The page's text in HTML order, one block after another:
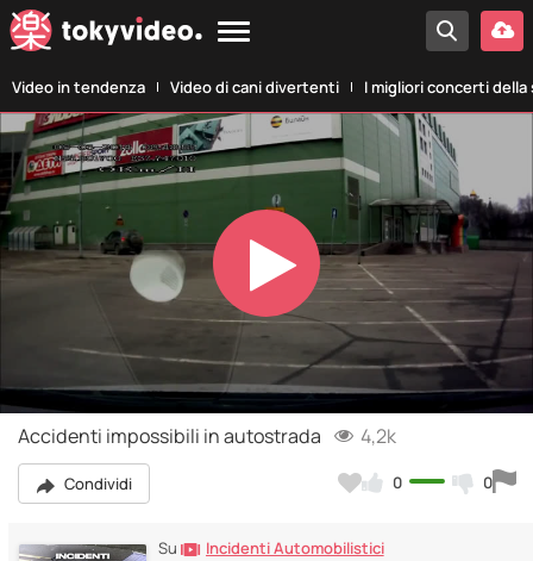
Video in tendenza Video di cani divertenti I migliori concerti della
Play
Video
Accidenti impossibili in autostrada 4,2k
Condividi 0 0
Su Incidenti Automobilistici